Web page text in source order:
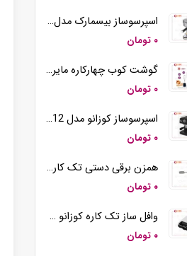
اسپرسوساز بیسمارک مدل BM2260
۰ تومان
گوشت کوب چهارکاره مایر مدل MR-194
۰ تومان
اسپرسوساز کوزانو مدل KM12
۰ تومان
همزن برقی دستی تک کاره کوزانو مدل HM212
۰ تومان
وافل ساز تک کاره کوزانو مدل KZ20
۰ تومان